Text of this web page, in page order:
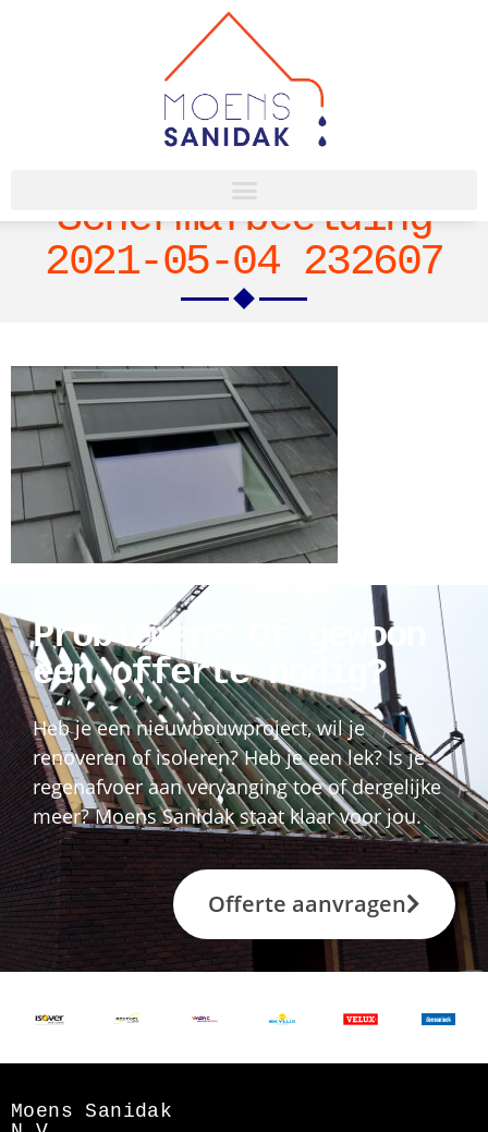
Schermafbeelding
2021-05-04 232607
Problemen? Of gewoon
een offerte nodig?
Heb je een nieuwbouwproject, wil je
renoveren of isoleren? Heb je een lek? Is je
regenafvoer aan vervanging toe of dergelijke
meer? Moens Sanidak staat klaar voor jou.
Offerte aanvragen
Moens Sanidak